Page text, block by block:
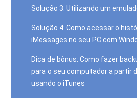
Solução 3: Utilizando um
Solução 4: Como acessar o
iMessages no seu PC com
Dica de bônus: Como fazer
para o seu computador a partir
usando o iTunes